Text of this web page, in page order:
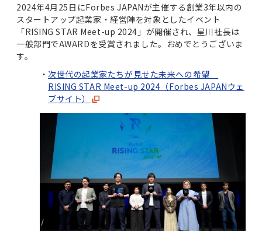
2024年4月25日にForbes JAPANが主催する創業3年以内の
スタートアップ起業家・経営陣を対象としたイベント
「RISING STAR Meet-up 2024」が開催され、星川社長は
一般部門でAWARDを受賞されました。おめでとうございま
す。
次世代の起業家たちが見せた未来への希望
RISING STAR Meet-up 2024（Forbes JAPANウェ
ブサイト）